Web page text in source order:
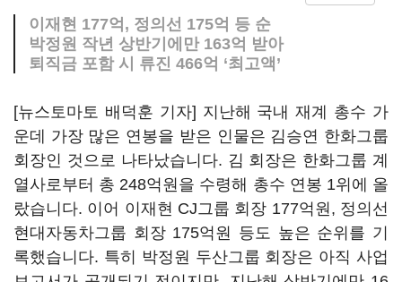
이재현 177억, 정의선 175억 등 순
박정원 작년 상반기에만 163억 받아
퇴직금 포함 시 류진 466억 ‘최고액’
[뉴스토마토 배덕훈 기자] 지난해 국내 재계 총수 가
운데 가장 많은 연봉을 받은 인물은 김승연 한화그룹
회장인 것으로 나타났습니다. 김 회장은 한화그룹 계
열사로부터 총 248억원을 수령해 총수 연봉 1위에 올
랐습니다. 이어 이재현 CJ그룹 회장 177억원 , 정의선
현대자동차그룹 회장 175억원 등도 높은 순위를 기
록했습니다. 특히 박정원 두산그룹 회장은 아직 사업